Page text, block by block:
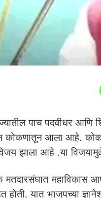
पाच पदवीधर आणि
कोकणातून आला आहे.
विजय झाला आहे .या
महाविकास
यात भाजपच्या